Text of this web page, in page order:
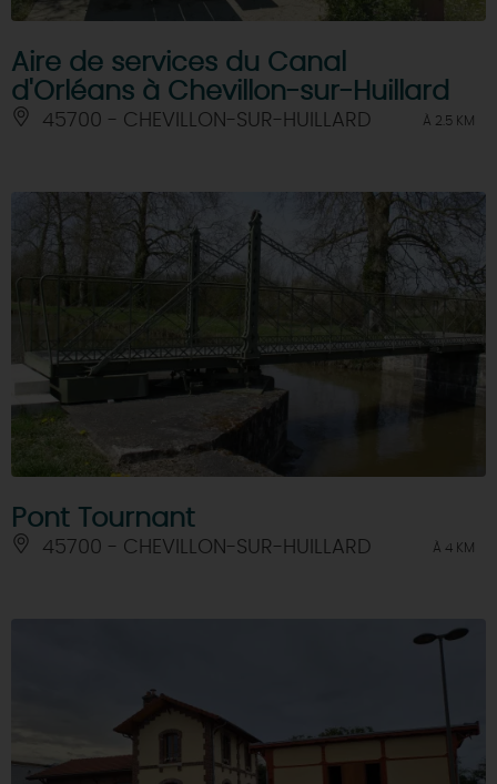
Aire de services du Canal
d'Orléans à Chevillon-sur-Huillard
45700 - CHEVILLON-SUR-HUILLARD À 2.5 KM
Pont Tournant
45700 - CHEVILLON-SUR-HUILLARD À 4 KM